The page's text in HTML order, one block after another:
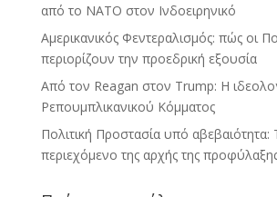
από το ΝΑΤΟ στον Ινδοειρηνικό
Αμερικανικός Φεντεραλισμός: πώς οι
περιορίζουν την προεδρική εξουσία
Από τον Reagan στον Trump: Η
Ρεπουμπλικανικού Κόμματος
Πολιτική Προστασία υπό αβεβαιότητα:
περιεχόμενο της αρχής της